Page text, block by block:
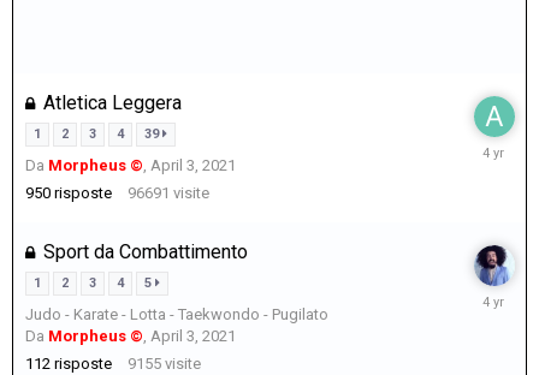
Atletica Leggera
1 2 3 4 39
Da Morpheus ©, April 3, 2021
950 risposte 96691 visite
Sport da Combattimento
1 2 3 4 5
Judo - Karate - Lotta - Taekwondo - Pugilato
Da Morpheus ©, April 3, 2021
112 risposte 9155 visite